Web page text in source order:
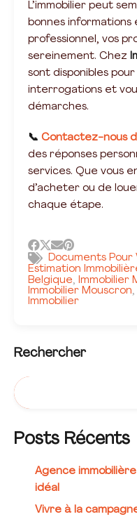
L’immobilier peut
bonnes
professionnel, vos
sereinement. Chez
sont disponibles
interrogations et
démarches.
📞 Contactez-nous
des réponses
services. Que vous
d’acheter ou de
chaque étape.
Documents Pour
Estimation
Belgique, Immobilier
Immobilier Mouscron,
Immobilier
Rechercher
Posts Récents
Agence
idéal
Vivre à la